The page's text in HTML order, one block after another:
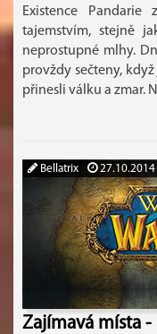
Existence Pandarie
tajemstvím, stejně
neprostupné mlhy.
provždy sečteny,
přinesli válku a zmar.
Bellatrix 27.10.2014
Zajímavá místa -